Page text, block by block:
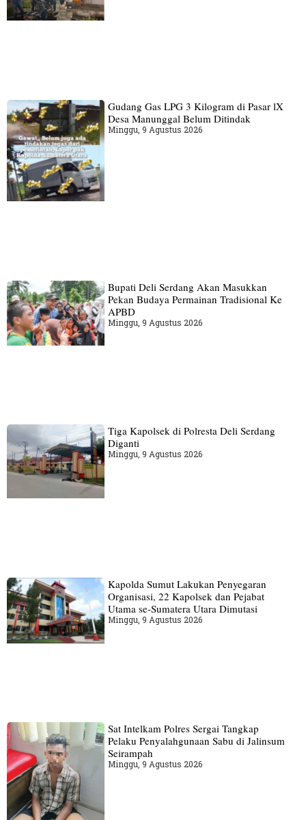
Gudang‎ Gas LPG 3 Kilogram di Pasar lX
Desa Manunggal Belum Ditindak
Minggu, 9 Agustus 2026
Bupati Deli Serdang Akan Masukkan
Pekan Budaya Permainan Tradisional Ke
APBD
Minggu, 9 Agustus 2026
Tiga Kapolsek di Polresta Deli Serdang
Diganti
Minggu, 9 Agustus 2026
Kapolda Sumut Lakukan Penyegaran
Organisasi, 22 Kapolsek dan Pejabat
Utama se-Sumatera Utara Dimutasi
Minggu, 9 Agustus 2026
Sat Intelkam Polres Sergai Tangkap
Pelaku Penyalahgunaan Sabu di Jalinsum
Seirampah
Minggu, 9 Agustus 2026